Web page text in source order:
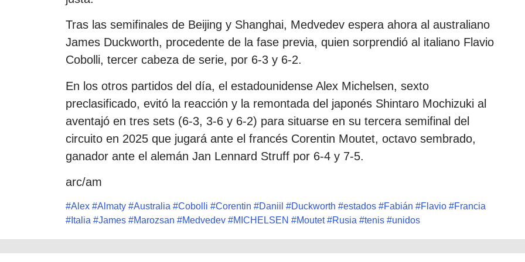
Tras las semifinales de Beijing y Shanghai, Medvedev espera ahora al australiano
James Duckworth, procedente de la fase previa, quien sorprendió al italiano Flavio
Cobolli, tercer cabeza de serie, por 6-3 y 6-2.
En los otros partidos del día, el estadounidense Alex Michelsen, sexto
preclasificado, evitó la reacción y la remontada del japonés Shintaro Mochizuki al
aventajó en tres sets (6-3, 3-6 y 6-2) para situarse en su tercera semifinal del
circuito en 2025 que jugará ante el francés Corentin Moutet, octavo sembrado,
ganador ante el alemán Jan Lennard Struff por 6-4 y 7-5.
arc/am
#Alex #Almaty #Australia #Cobolli #Corentin #Daniil #Duckworth #estados #Fabián #Flavio #Francia
# Italia #James #Marozsan #Medvedev #MICHELSEN #Moutet#Rusia #tenis #unidos